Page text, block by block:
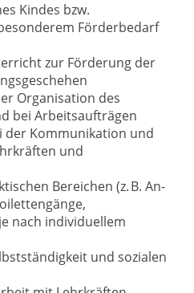
Kindes bzw.
Förderbedarf
zur Förderung der
Organisation des
bei Arbeitsaufträgen
der Kommunikation und
und
Bereichen (z. B. An-
nach individuellem
und sozialen